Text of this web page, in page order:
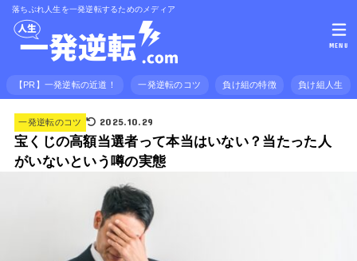
落ちぶれ人生を一発逆転するためのメディア
【PR】一発逆転の近道！ 一発逆転のコツ 負け組の特徴 負け組人生
MENU
一発逆転のコツ 2025.10.29
宝くじの高額当選者って本当はいない？当たった人
がいないという噂の実態